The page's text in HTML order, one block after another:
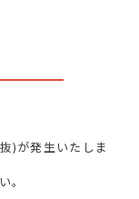
)が発生いたしま
。